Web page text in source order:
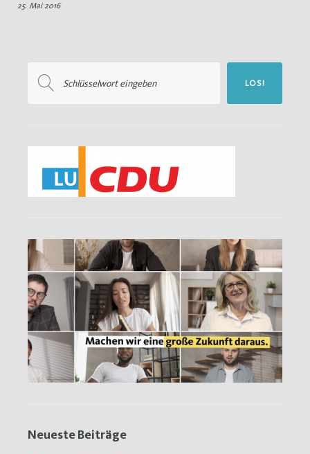
25. Mai 2016
nach:
LOS!
Neueste Beiträge